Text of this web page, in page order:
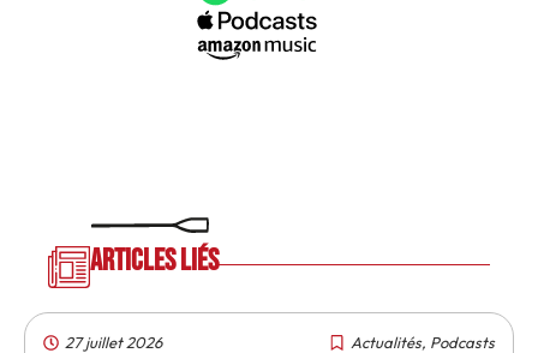
Articles liés
27 juillet 2026 Actualités, Podcasts